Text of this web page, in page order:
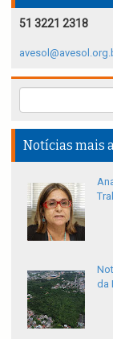
51 3221 2318
Notícias mais
da